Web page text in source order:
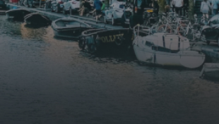
features an efficient and functional
open floor plan, a unique custom
kitchen, a bathroom and fitted
wardrobes. High-grade finishes